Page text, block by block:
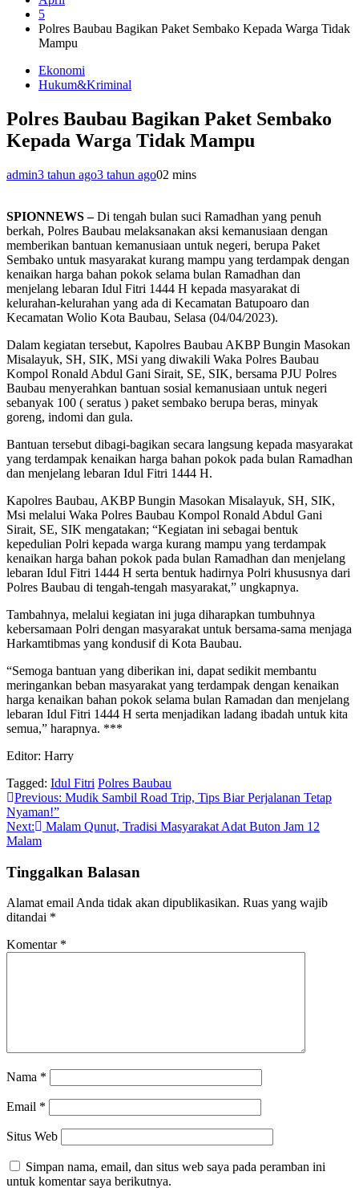
5
Polres Baubau Bagikan Paket Sembako Kepada Warga Tidak
Mampu
Ekonomi
Hukum&Kriminal
Polres Baubau Bagikan Paket Sembako
Kepada Warga Tidak Mampu
admin3 tahun ago3 tahun ago02 mins
SPIONNEWS –Di tengah bulan suci Ramadhan yang penuh
berkah, Polres Baubau melaksanakan aksi kemanusiaan dengan
memberikan bantuan kemanusiaan untuk negeri, berupa Paket
Sembako untuk masyarakat kurang mampu yang terdampak dengan
kenaikan harga bahan pokok selama bulan Ramadhan dan
menjelang lebaran Idul Fitri 1444 H kepada masyarakat di
kelurahan-kelurahan yang ada di Kecamatan Batupoaro dan
Kecamatan Wolio Kota Baubau, Selasa (04/04/2023).
Dalam kegiatan tersebut, Kapolres Baubau AKBP Bungin Masokan
Misalayuk, SH, SIK, MSi yang diwakili Waka Polres Baubau
Kompol Ronald Abdul Gani Sirait, SE, SIK, bersama PJU Polres
Baubau menyerahkan bantuan sosial kemanusiaan untuk negeri
sebanyak 100 ( seratus ) paket sembako berupa beras, minyak
goreng, indomi dan gula.
Bantuan tersebut dibagi-bagikan secara langsung kepada masyarakat
yang terdampak kenaikan harga bahan pokok pada bulan Ramadhan
dan menjelang lebaran Idul Fitri 1444 H.
Kapolres Baubau, AKBP Bungin Masokan Misalayuk, SH, SIK,
Msi melalui Waka Polres Baubau Kompol Ronald Abdul Gani
Sirait, SE, SIK mengatakan; “Kegiatan ini sebagai bentuk
kepedulian Polri kepada warga kurang mampu yang terdampak
kenaikan harga bahan pokok pada bulan Ramadhan dan menjelang
lebaran Idul Fitri 1444 H serta bentuk hadirnya Polri khususnya dari
Polres Baubau di tengah-tengah masyarakat,” ungkapnya.
Tambahnya, melalui kegiatan ini juga diharapkan tumbuhnya
kebersamaan Polri dengan masyarakat untuk bersama-sama menjaga
Harkamtibmas yang kondusif di Kota Baubau.
“Semoga bantuan yang diberikan ini, dapat sedikit membantu
meringankan beban masyarakat yang terdampak dengan kenaikan
harga kenaikan bahan pokok selama bulan Ramadan dan menjelang
lebaran Idul Fitri 1444 H serta menjadikan ladang ibadah untuk kita
semua,” harapnya. ***
Editor: Harry
Tagged: Idul Fitri Polres Baubau
Navigasi
pos
Previous: Mudik Sambil Road Trip, Tips Biar Perjalanan Tetap
Nyaman!”
Next:
Malam Qunut, Tradisi Masyarakat Adat Buton Jam 12
Malam
Tinggalkan Balasan
Alamat email Anda tidak akan dipublikasikan. Ruas yang wajib
ditandai *
Komentar *
Nama *
Email *
Situs Web
Simpan nama, email, dan situs web saya pada peramban ini
untuk komentar saya berikutnya.